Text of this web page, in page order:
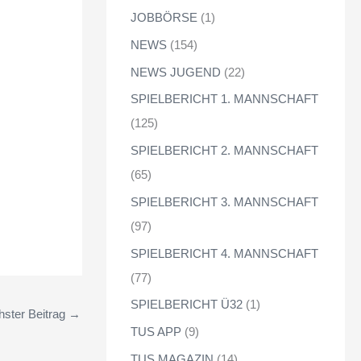
Beitrag →
JOBBÖRSE (1)
NEWS (154)
NEWS JUGEND (22)
SPIELBERICHT 1. MANNSCHAFT
(125)
SPIELBERICHT 2. MANNSCHAFT
(65)
SPIELBERICHT 3. MANNSCHAFT
(97)
SPIELBERICHT 4. MANNSCHAFT
(77)
SPIELBERICHT Ü32 (1)
TUS APP (9)